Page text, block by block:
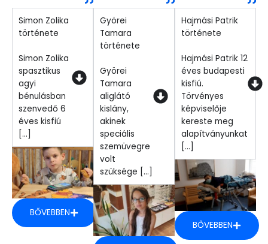
Simon Zolika
története
Simon Zolika
spasztikus
agyi
bénulásban
szenvedő 6
éves kisfiú
[...]
BŐVEBBEN
Györei
Tamara
története
Györei
Tamara
aliglátó
kislány,
akinek
speciális
szemüvegre
volt
szüksége [...]
Hajmási Patrik
története
Hajmási Patrik 12
éves budapesti
kisfiú.
Törvényes
képviselője
kereste meg
alapítványunkat
[...]
BŐVEBBEN